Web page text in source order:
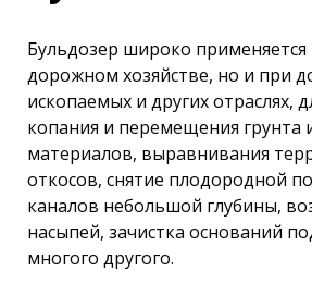
Бульдозер широко применяется
дорожном хозяйстве, но и при
ископаемых и других отраслях,
копания и перемещения грунта
материалов, выравнивания
откосов, снятие плодородной
каналов небольшой глубины,
насыпей, зачистка оснований
многого другого.